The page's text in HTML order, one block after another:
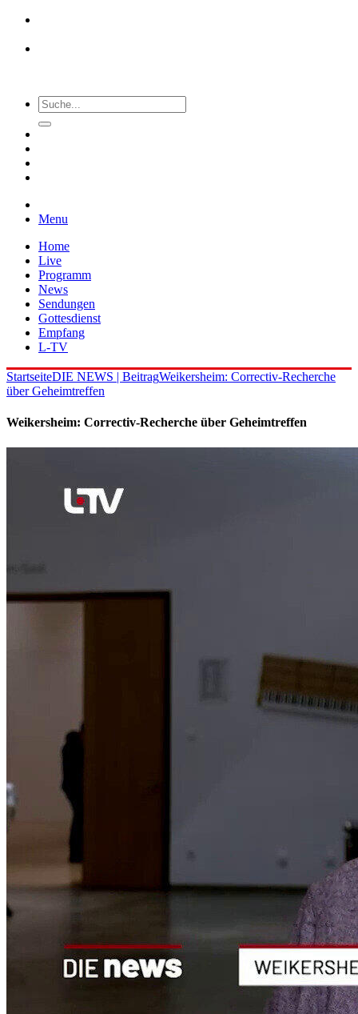
Menu
Home
Live
Programm
News
Sendungen
Gottesdienst
Empfang
L-TV
StartseiteDIE NEWS | BeitragWeikersheim: Correctiv-Recherche
über Geheimtreffen
Weikersheim: Correctiv-Recherche über Geheimtreffen